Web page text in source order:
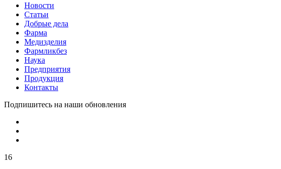
Новости
Статьи
Добрые дела
Фарма
Медизделия
Фармликбез
Наука
Предприятия
Продукция
Контакты
Подпишитесь на наши обновления
16